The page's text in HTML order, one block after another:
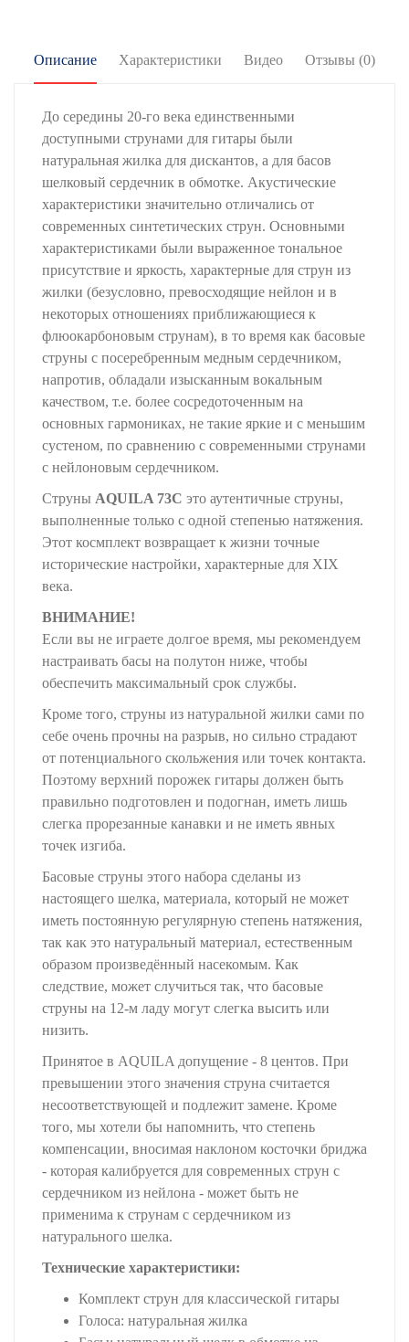
Описание Характеристики Видео Отзывы (0)
До середины 20-го века единственными
доступными струнами для гитары были
натуральная жилка для дискантов, а для басов
шелковый сердечник в обмотке. Акустические
характеристики значительно отличались от
современных синтетических струн. Основными
характеристиками были выраженное тональное
присутствие и яркость, характерные для струн из
жилки (безусловно, превосходящие нейлон и в
некоторых отношениях приближающиеся к
флюокарбоновым струнам), в то время как басовые
струны с посеребренным медным сердечником,
напротив, обладали изысканным вокальным
качеством, т.е. более сосредоточенным на
основных гармониках, не такие яркие и с меньшим
сустеном, по сравнению с современными струнами
с нейлоновым сердечником.
Струны AQUILA 73C это аутентичные струны,
выполненные только с одной степенью натяжения.
Этот космплект возвращает к жизни точные
исторические настройки, характерные для XIX
века.
ВНИМАНИЕ!
Если вы не играете долгое время, мы рекомендуем
настраивать басы на полутон ниже, чтобы
обеспечить максимальный срок службы.
Кроме того, струны из натуральной жилки сами по
себе очень прочны на разрыв, но сильно страдают
от потенциального скольжения или точек контакта.
Поэтому верхний порожек гитары должен быть
правильно подготовлен и подогнан, иметь лишь
слегка прорезанные канавки и не иметь явных
точек изгиба.
Басовые струны этого набора сделаны из
настоящего шелка, материала, который не может
иметь постоянную регулярную степень натяжения,
так как это натуральный материал, естественным
образом произведённый насекомым. Как
следствие, может случиться так, что басовые
струны на 12-м ладу могут слегка высить или
низить.
Принятое в AQUILA допущение - 8 центов. При
превышении этого значения струна считается
несоответствующей и подлежит замене. Кроме
того, мы хотели бы напомнить, что степень
компенсации, вносимая наклоном косточки бриджа
- которая калибруется для современных струн с
сердечником из нейлона - может быть не
применима к струнам с сердечником из
натурального шелка.
Технические характеристики:
Комплект струн для классической гитары
Голоса: натуральная жилка